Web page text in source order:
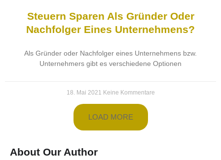
Steuern Sparen Als Gründer Oder
Nachfolger Eines Unternehmens?
Als Gründer oder Nachfolger eines Unternehmens bzw.
Unternehmers gibt es verschiedene Optionen
18. Mai 2021 Keine Kommentare
LOAD MORE
About Our Author